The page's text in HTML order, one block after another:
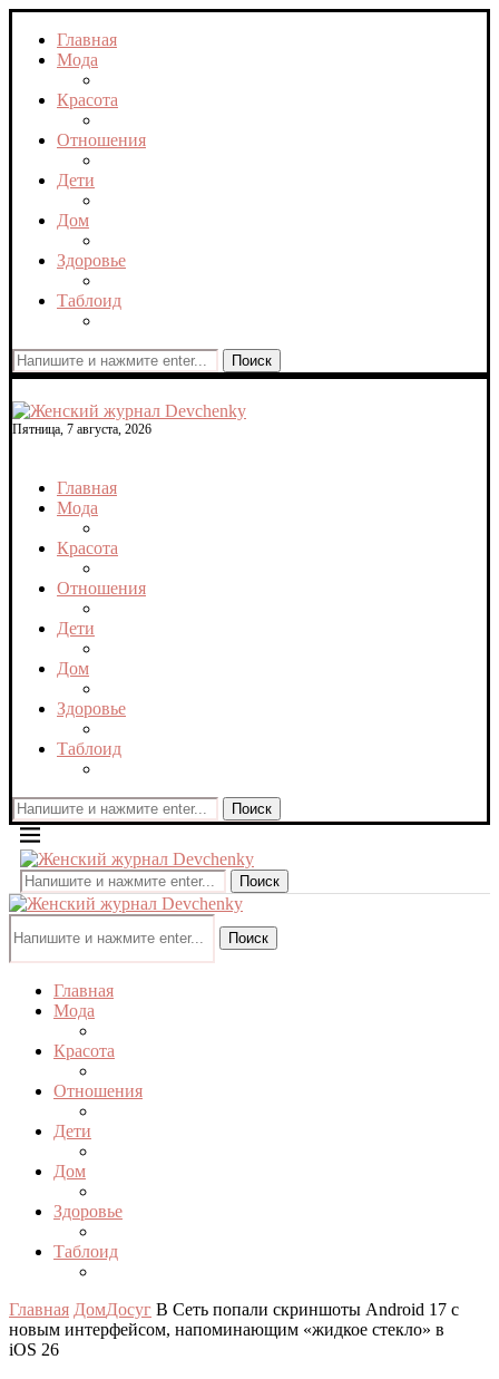
Главная
Мода
Красота
Отношения
Дети
Дом
Здоровье
Таблоид
Поиск
Пятница, 7 августа, 2026
Главная
Мода
Красота
Отношения
Дети
Дом
Здоровье
Таблоид
Поиск
Поиск
Поиск
Главная
Мода
Красота
Отношения
Дети
Дом
Здоровье
Таблоид
Главная ДомДосуг В Сеть попали скриншоты Android 17 с
новым интерфейсом, напоминающим «жидкое стекло» в
iOS 26